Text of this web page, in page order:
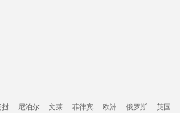
挝 尼泊尔 文莱 菲律宾 欧洲 俄罗斯
英国